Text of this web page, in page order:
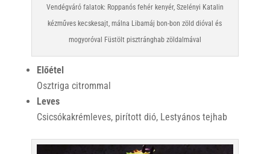
Vendégváró falatok: Roppanós fehér kenyér, Szelényi Katalin
kézműves kecskesajt, málna Libamáj bon-bon zöld dióval és
mogyoróval Füstölt pisztránghab zöldalmával
Előétel
Osztriga citrommal
Leves
Csicsókakrémleves, pirított dió, Lestyános tejhab